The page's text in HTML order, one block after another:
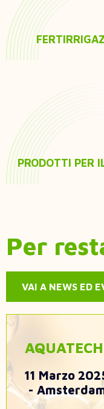
PRODOTTI PER
Per
VAI A NEWS ED
11 Marzo